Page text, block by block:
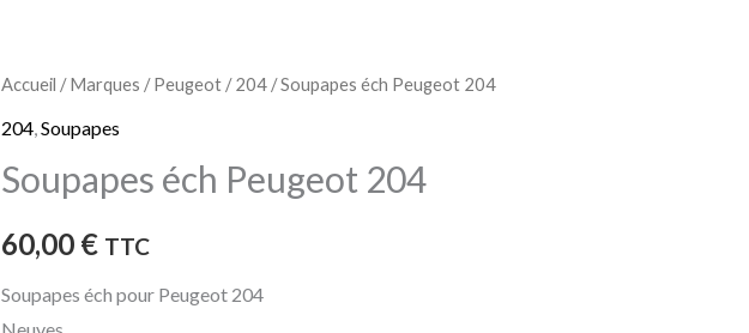
Accueil /Marques /Peugeot /204 / Soupapes éch Peugeot 204
204 Soupapes
Soupapes éch Peugeot 204
60,00 € TTC
Soupapes éch pour Peugeot 204
Neuves
quantité
de
éch
204